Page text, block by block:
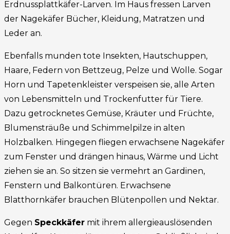
Erdnussplattkäfer-Larven. Im Haus fressen Larven
der Nagekäfer Bücher, Kleidung, Matratzen und
Leder an.
Ebenfalls munden tote Insekten, Hautschuppen,
Haare, Federn von Bettzeug, Pelze und Wolle. Sogar
Horn und Tapetenkleister verspeisen sie, alle Arten
von Lebensmitteln und Trockenfutter für Tiere.
Dazu getrocknetes Gemüse, Kräuter und Früchte,
Blumensträuße und Schimmelpilze in alten
Holzbalken. Hingegen fliegen erwachsene Nagekäfer
zum Fenster und drängen hinaus, Wärme und Licht
ziehen sie an. So sitzen sie vermehrt an Gardinen,
Fenstern und Balkontüren. Erwachsene
Blatthornkäfer brauchen Blütenpollen und Nektar.
Gegen Speckkäfer mit ihrem allergieauslösenden